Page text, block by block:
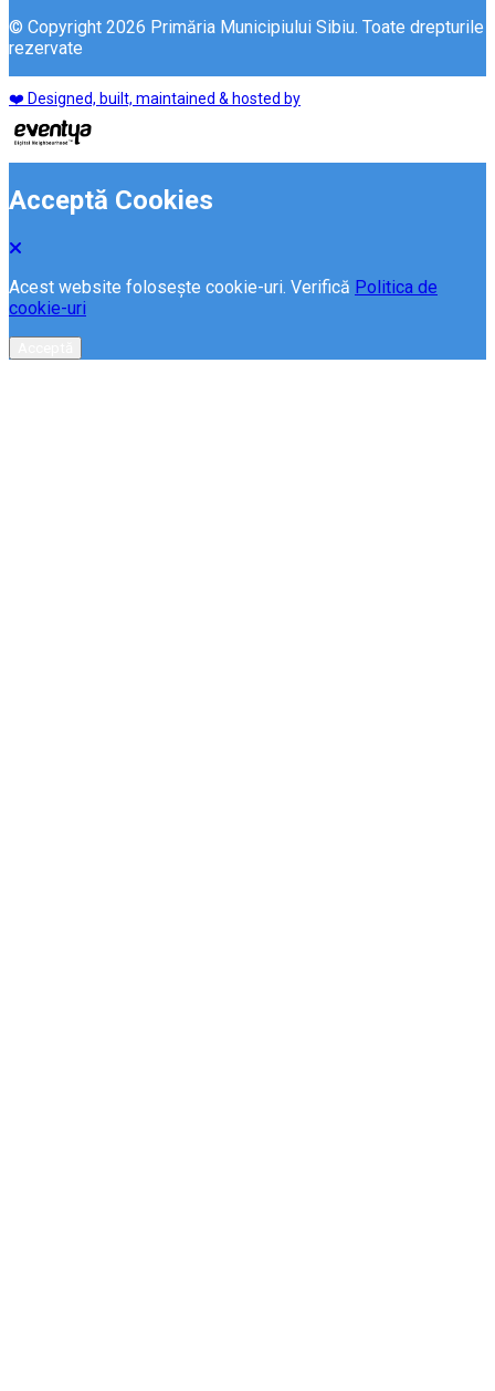
© Copyright 2026 Primăria Municipiului Sibiu. Toate drepturile
rezervate
❤️ Designed, built, maintained & hosted by
Acceptă Cookies
Acest website folosește cookie-uri. Verifică Politica de
cookie-uri